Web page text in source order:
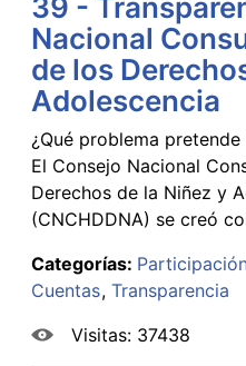
39 -
Nacional
de los
Adolescencia
¿Qué problema
El Consejo Nacional
Derechos de la Niñez y
(CNCHDDNA) se creó
Categorías:
Cuentas Transparencia
Visitas: 37438